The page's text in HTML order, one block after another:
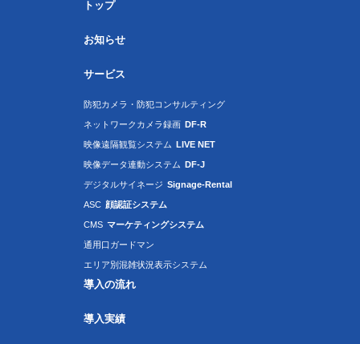
トップ
お知らせ
サービス
防犯カメラ・防犯コンサルティング
ネットワークカメラ録画 DF-R
映像遠隔観覧システム LIVE NET
映像データ連動システム DF-J
デジタルサイネージ Signage-Rental
ASC 顔認証システム
CMS マーケティングシステム
通用口ガードマン
エリア別混雑状況表示システム
導入の流れ
導入実績